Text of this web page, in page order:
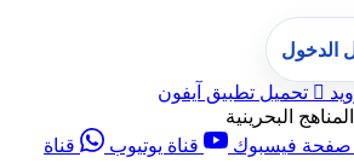
 تحميل تطبيق آيفون
البحرينية
صفحة فيسبوك قناة يوتيوب
قناة
الدخول